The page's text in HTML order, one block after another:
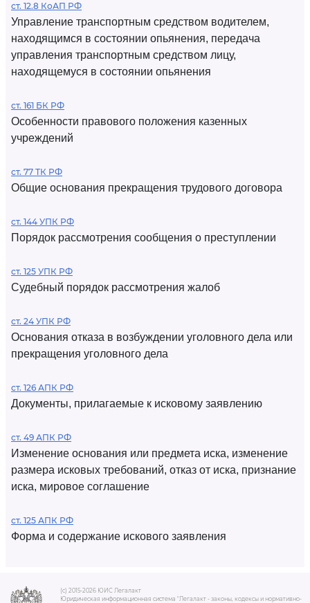
ст. 12.8 КоАП РФ
Управление транспортным средством водителем,
находящимся в состоянии опьянения, передача
управления транспортным средством лицу,
находящемуся в состоянии опьянения
ст. 161 БК РФ
Особенности правового положения казенных
учреждений
ст. 77 ТК РФ
Общие основания прекращения трудового договора
ст. 144 УПК РФ
Порядок рассмотрения сообщения о преступлении
ст. 125 УПК РФ
Судебный порядок рассмотрения жалоб
ст. 24 УПК РФ
Основания отказа в возбуждении уголовного дела или
прекращения уголовного дела
ст. 126 АПК РФ
Документы, прилагаемые к исковому заявлению
ст. 49 АПК РФ
Изменение основания или предмета иска, изменение
размера исковых требований, отказ от иска, признание
иска, мировое соглашение
ст. 125 АПК РФ
Форма и содержание искового заявления
(c) 2015-2026 ЮИС Легалакт
Юридическая информационная система "Легалакт - законы, кодексы и нормативно-